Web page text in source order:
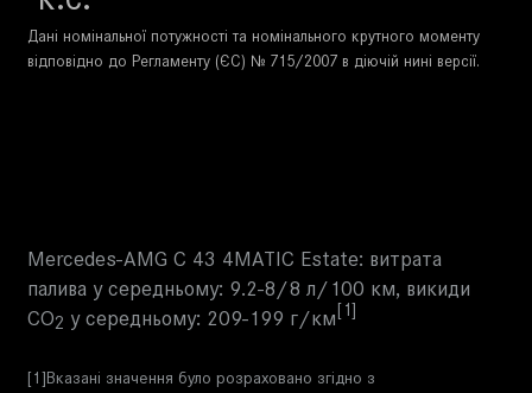
Дані номінальної потужності та номінального крутного моменту
відповідно до Регламенту (ЄС) № 715/2007 в діючій нині версії.
Mercedes-AMG C 43 4MATIC Estate: витрата
палива у середньому: 9.2-8/8 л/100 км, викиди
CO2 у середньому: 209-199 г/км[1]
[1]Вказані значення було розраховано згідно з